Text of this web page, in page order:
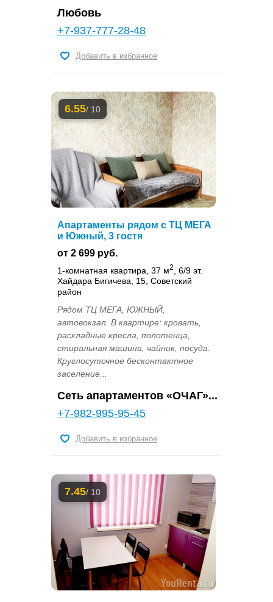
Любовь
+7-937-777-28-48
Добавить в избранное
6.55/ 10
Апартаменты рядом с ТЦ МЕГА
и Южный, 3 гостя
от 2 699 руб.
1-комнатная квартира, 37 м2
, 6/9 эт.
Хайдара Бигичева, 15, Советский
район
Рядом ТЦ МЕГА, ЮЖНЫЙ,
автовокзал. В квартире: кровать,
раскладные кресла, полотенца,
стиральная машина, чайник, посуда.
Круглосуточное бесконтактное
заселение...
Сеть апартаментов «ОЧАГ»...
+7-982-995-95-45
Добавить в избранное
7.45/ 10